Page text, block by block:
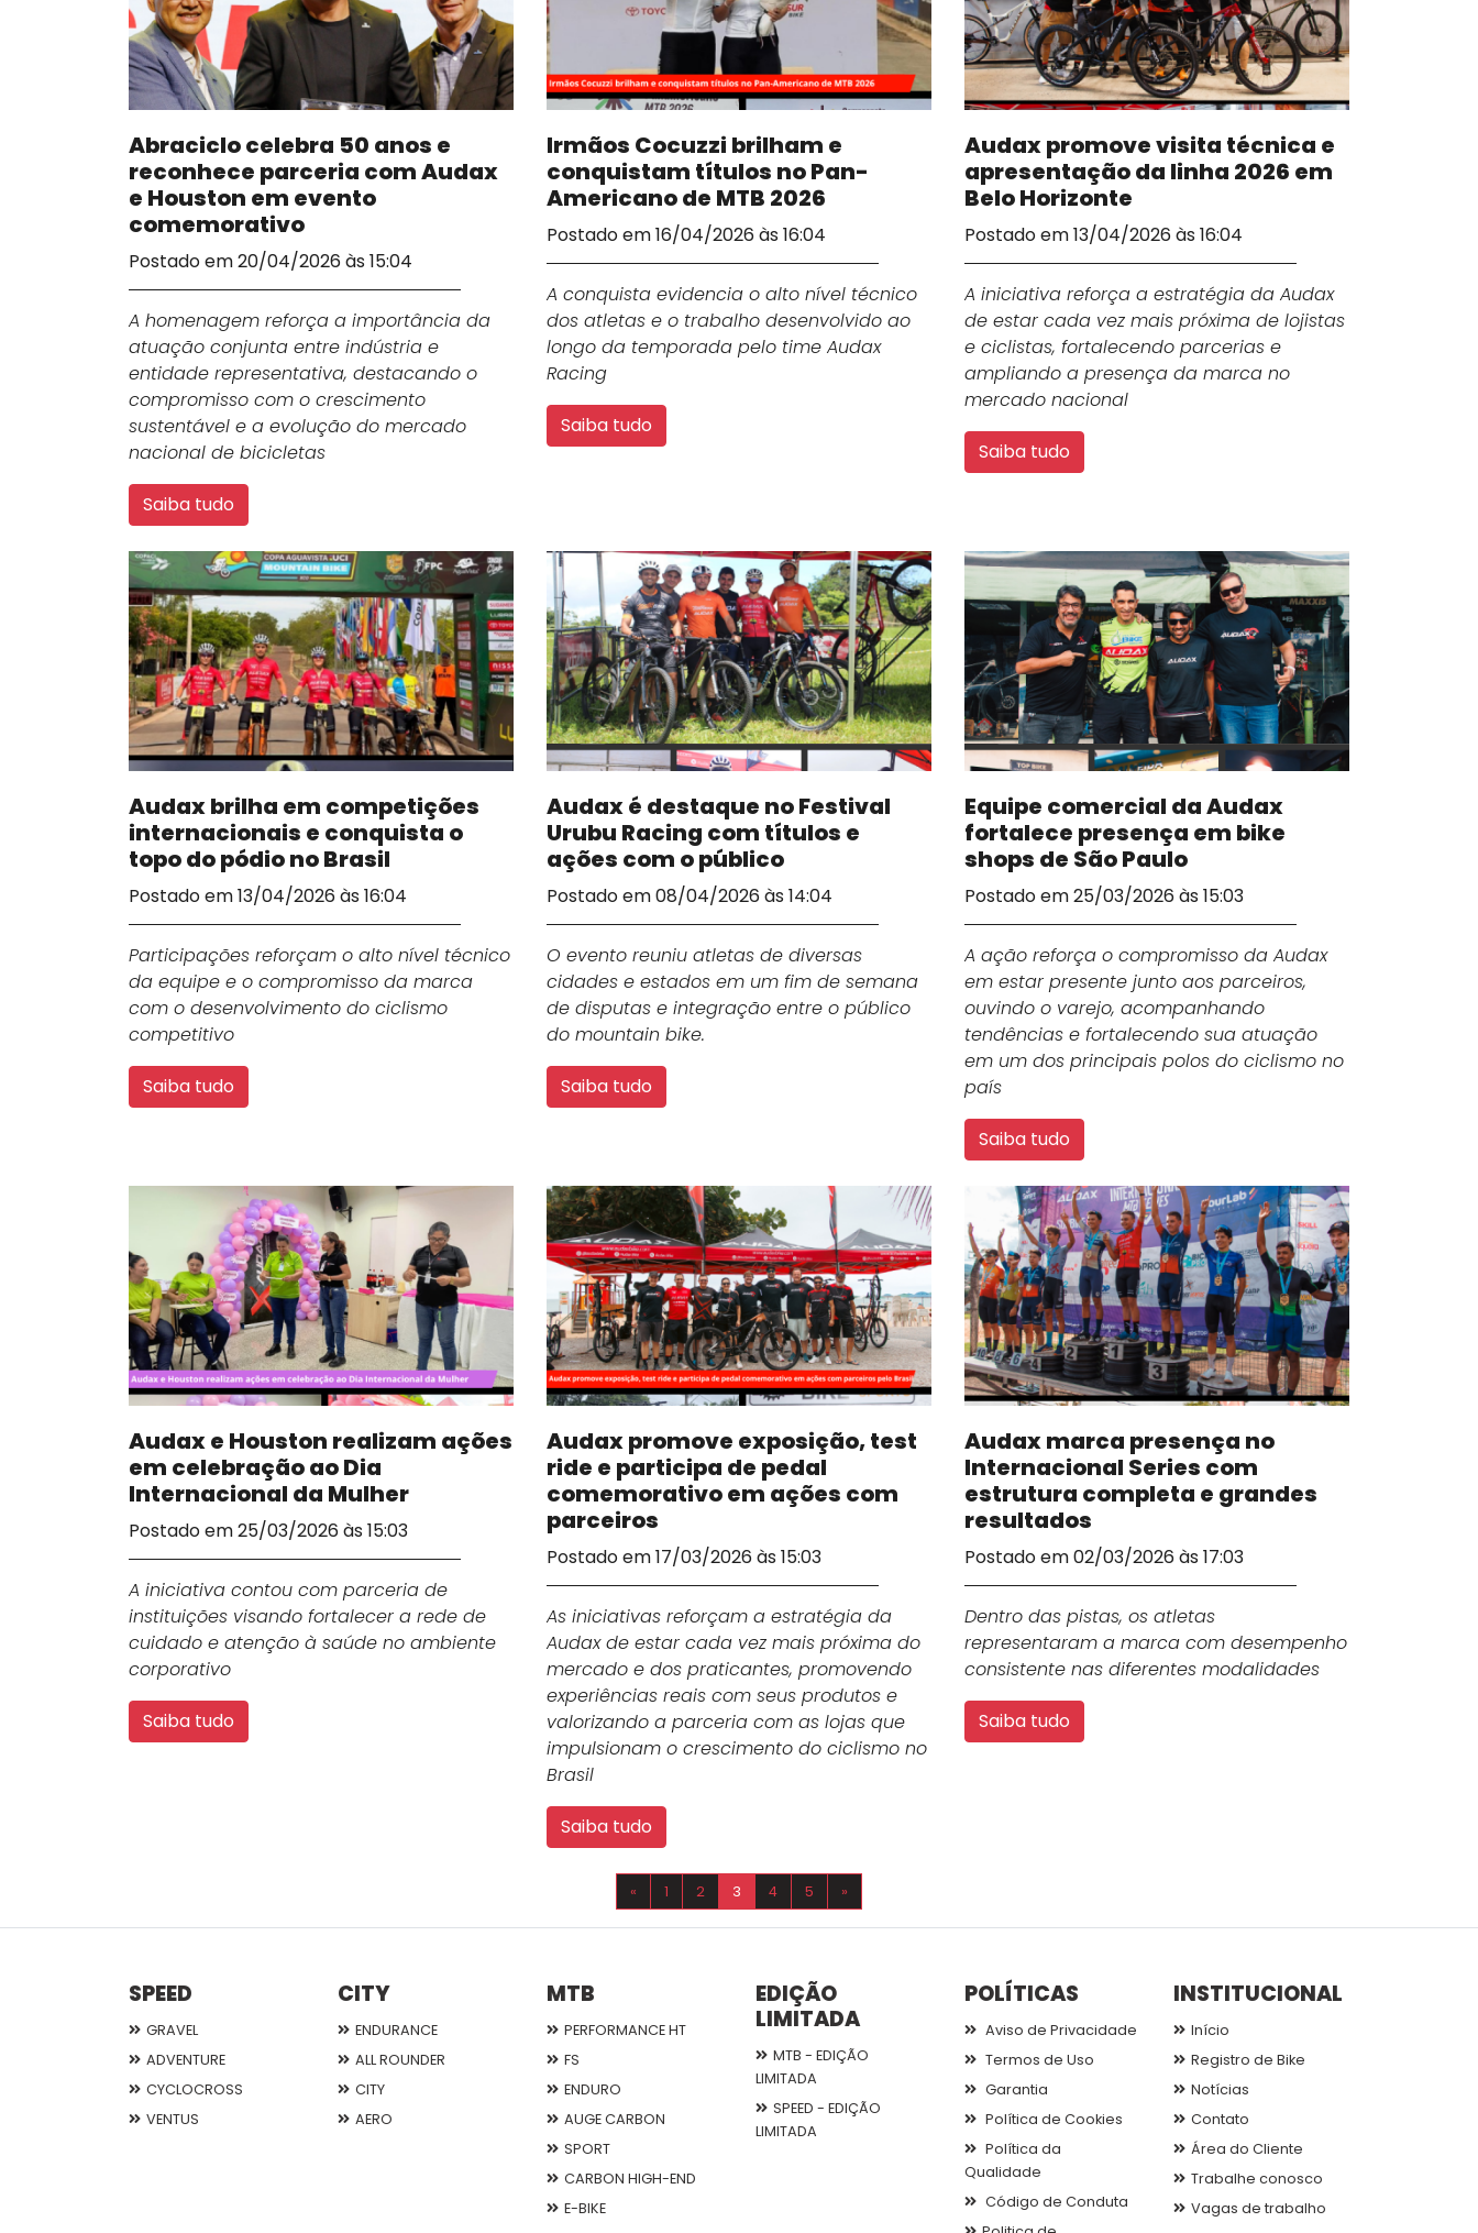
Abraciclo celebra 50 anos e
reconhece parceria com Audax
e Houston em evento
comemorativo
Postado em 20/04/2026 às 15:04
A homenagem reforça a importância da
atuação conjunta entre indústria e
entidade representativa, destacando o
compromisso com o crescimento
sustentável e a evolução do mercado
nacional de bicicletas
Saiba tudo
Irmãos Cocuzzi brilham e
conquistam títulos no Pan-
Americano de MTB 2026
Postado em 16/04/2026 às 16:04
A conquista evidencia o alto nível técnico
dos atletas e o trabalho desenvolvido ao
longo da temporada pelo time Audax
Racing
Saiba tudo
Audax promove visita técnica e
apresentação da linha 2026 em
Belo Horizonte
Postado em 13/04/2026 às 16:04
A iniciativa reforça a estratégia da Audax
de estar cada vez mais próxima de lojistas
e ciclistas, fortalecendo parcerias e
ampliando a presença da marca no
mercado nacional
Saiba tudo
Audax brilha em competições
internacionais e conquista o
topo do pódio no Brasil
Postado em 13/04/2026 às 16:04
Participações reforçam o alto nível técnico
da equipe e o compromisso da marca
com o desenvolvimento do ciclismo
competitivo
Saiba tudo
Audax é destaque no Festival
Urubu Racing com títulos e
ações com o público
Postado em 08/04/2026 às 14:04
O evento reuniu atletas de diversas
cidades e estados em um fim de semana
de disputas e integração entre o público
do mountain bike.
Saiba tudo
Equipe comercial da Audax
fortalece presença em bike
shops de São Paulo
Postado em 25/03/2026 às 15:03
A ação reforça o compromisso da Audax
em estar presente junto aos parceiros,
ouvindo o varejo, acompanhando
tendências e fortalecendo sua atuação
em um dos principais polos do ciclismo no
país
Saiba tudo
Audax e Houston realizam ações
em celebração ao Dia
Internacional da Mulher
Postado em 25/03/2026 às 15:03
A iniciativa contou com parceria de
instituições visando fortalecer a rede de
cuidado e atenção à saúde no ambiente
corporativo
Saiba tudo
Audax promove exposição, test
ride e participa de pedal
comemorativo em ações com
parceiros
Postado em 17/03/2026 às 15:03
As iniciativas reforçam a estratégia da
Audax de estar cada vez mais próxima do
mercado e dos praticantes, promovendo
experiências reais com seus produtos e
valorizando a parceria com as lojas que
impulsionam o crescimento do ciclismo no
Brasil
Saiba tudo
Audax marca presença no
Internacional Series com
estrutura completa e grandes
resultados
Postado em 02/03/2026 às 17:03
Dentro das pistas, os atletas
representaram a marca com desempenho
consistente nas diferentes modalidades
Saiba tudo
« 1 2 3 4 5 »
SPEED
GRAVEL
ADVENTURE
CYCLOCROSS
VENTUS
CITY
ENDURANCE
ALL ROUNDER
CITY
AERO
MTB
PERFORMANCE HT
FS
ENDURO
AUGE CARBON
SPORT
CARBON HIGH-END
E-BIKE
EDIÇÃO
LIMITADA
MTB - EDIÇÃO
LIMITADA
SPEED - EDIÇÃO
LIMITADA
POLÍTICAS
Aviso de Privacidade
Termos de Uso
Garantia
Política de Cookies
Política da
Qualidade
Código de Conduta
INSTITUCIONAL
Início
Registro de Bike
Notícias
Contato
Área do Cliente
Trabalhe conosco
Vagas de trabalho